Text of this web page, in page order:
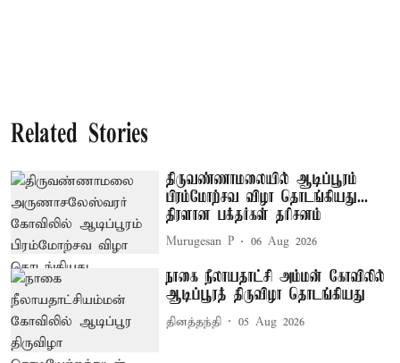
Related Stories
திருவண்ணாமலையில் ஆடிப்பூரம்
பிரம்மோற்சவ விழா தொடங்கியது...
திரளான பக்தர்கள் தரிசனம்
Murugesan P 06 Aug 2026
நாகை நீலாயதாட்சி அம்மன் கோவிலில்
ஆடிப்பூரத் திருவிழா தொடங்கியது
தினத்தந்தி 05 Aug 2026